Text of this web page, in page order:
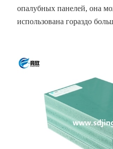
опалубных панелей, она
использована гораздо